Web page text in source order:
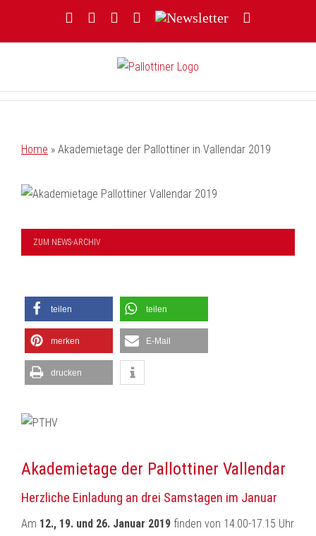
FacebookYouTubeInstagram
Threads
Newsletter
Home » Akademietage der Pallottiner in Vallendar 2019
ZUM NEWS-ARCHIV
teilen teilen
merken E-Mail
drucken
Akademietage der Pallottiner Vallendar
Herzliche Einladung an drei Samstagen im Januar
Am 12., 19. und 26. Januar 2019 finden von 14.00-17.15 Uhr